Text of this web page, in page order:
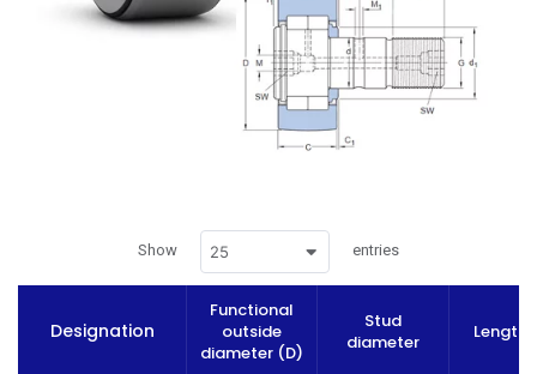
Show 25 entries
Designation
Functional
outside
diameter (D)
Stud
diameter
Length